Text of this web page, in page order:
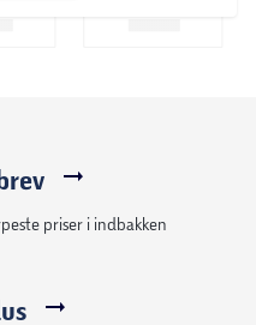
henvises til de
priser i indbakken